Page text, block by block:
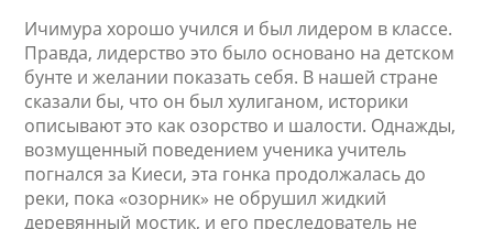
Ичимура хорошо учился и был лидером в классе.
Правда, лидерство это было основано на детском
бунте и желании показать себя. В нашей стране
сказали бы, что он был хулиганом, историки
описывают это как озорство и шалости. Однажды,
возмущенный поведением ученика учитель
погнался за Киеси, эта гонка продолжалась до
реки, пока «озорник» не обрушил жидкий
деревянный мостик, и его преследователь не